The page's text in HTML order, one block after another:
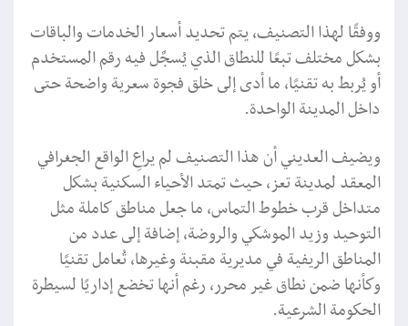
ووفقًا لهذا التصنيف، يتم تحديد أسعار الخدمات والباقات
بشكل مختلف تبعًا للنطاق الذي يُسجَّل فيه رقم المستخدم
أو يُربط به تقنيًا، ما أدى إلى خلق فجوة سعرية واضحة حتى
داخل المدينة الواحدة.
ويضيف العديني أن هذا التصنيف لم يراعِ الواقع الجغرافي
المعقد لمدينة تعز، حيث تمتد الأحياء السكنية بشكل
متداخل قرب خطوط التماس، ما جعل مناطق كاملة مثل
التوحيد وزيد الموشكي والروضة، إضافة إلى عدد من
المناطق الريفية في مديرية مقبنة وغيرها، تُعامل تقنيًا
وكأنها ضمن نطاق غير محرر، رغم أنها تخضع إداريًا لسيطرة
الحكومة الشرعية.